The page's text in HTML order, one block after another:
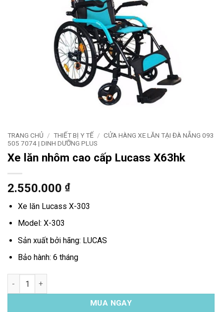
TRANG CHỦ / THIẾT BỊ Y TẾ / CỬA HÀNG XE LĂN TẠI ĐÀ NẴNG 093
505 7074 | DINH DƯỠNG PLUS
Xe lăn nhôm cao cấp Lucass X63hk
2.550.000 ₫
Xe lăn Lucass X-303
Model: X-303
Sản xuất bởi hãng: LUCAS
Bảo hành: 6 tháng
Xe lăn nhôm cao cấp Lucass X63hk số lượng
MUA NGAY